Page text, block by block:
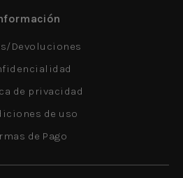
Devoluciones
de privacidad
de uso
de Pago